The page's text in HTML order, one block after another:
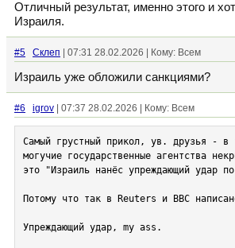
Отличный результат, именно этого и
Израиля.
#5 Склеп | 07:31 28.02.2026 | Кому: Всем
Израиль уже обложили санкциями?
#6 igrov | 07:37 28.02.2026 | Кому: Всем
Самый грустный прикол, ув. друзья - в
могучие государственные агентства
это "Израиль нанёс упреждающий удар
Потому что так в Reuters и BBC
Упреждающий удар, my ass.